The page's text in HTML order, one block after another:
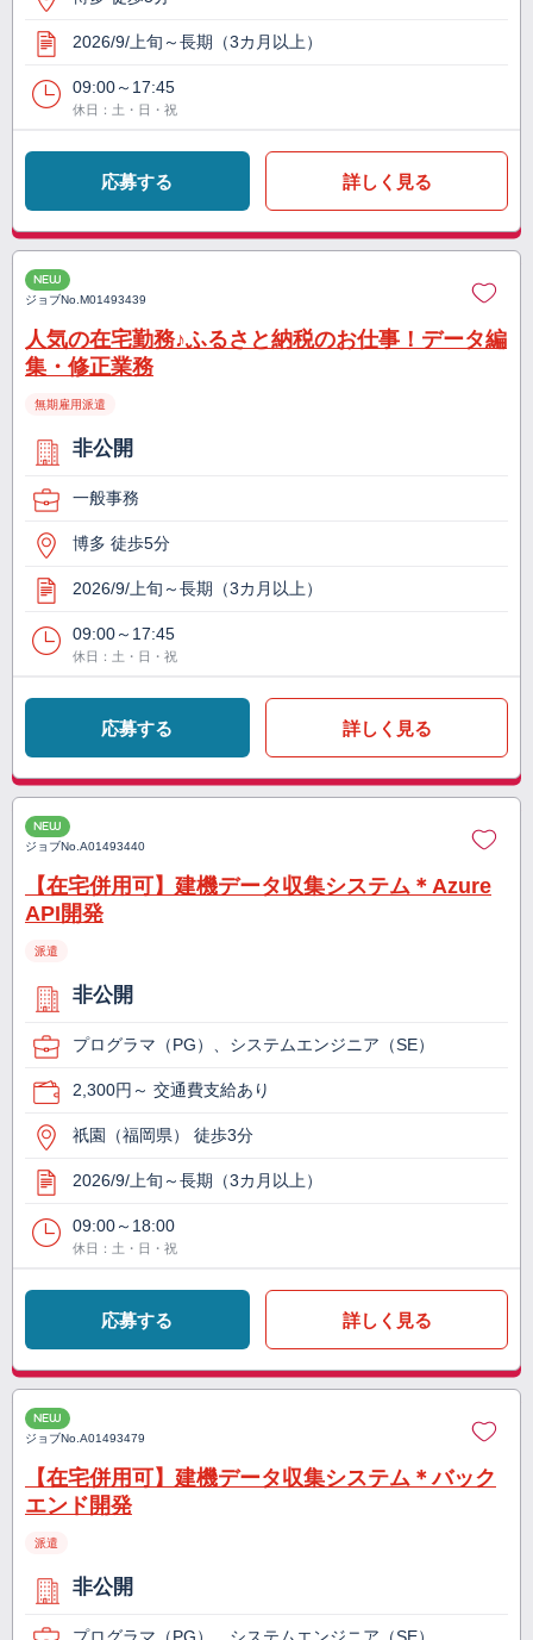
2026/9/上旬～長期（3カ月以上）
09:00～17:45
休日：土・日・祝
応募する 詳しく見る
NEW
ジョブNo.M01493439
人気の在宅勤務♪ふるさと納税のお仕事！データ編
集・修正業務
無期雇用派遣
非公開
一般事務
博多 徒歩5分
2026/9/上旬～長期（3カ月以上）
09:00～17:45
休日：土・日・祝
応募する 詳しく見る
NEW
ジョブNo.A01493440
【在宅併用可】建機データ収集システム＊Azure
API開発
派遣
非公開
プログラマ（PG）、システムエンジニア（SE）
2,300円～ 交通費支給あり
祇園（福岡県） 徒歩3分
2026/9/上旬～長期（3カ月以上）
09:00～18:00
休日：土・日・祝
応募する 詳しく見る
NEW
ジョブNo.A01493479
【在宅併用可】建機データ収集システム＊バック
エンド開発
派遣
非公開